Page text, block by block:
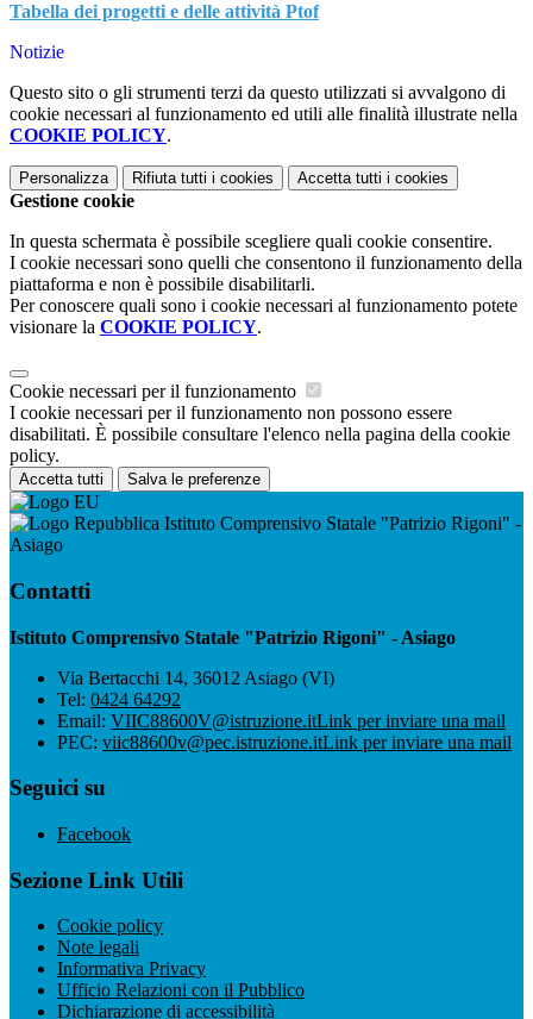
Tabella dei progetti e delle attività Ptof
Notizie
Questo sito o gli strumenti terzi da questo utilizzati si avvalgono di
cookie necessari al funzionamento ed utili alle finalità illustrate nella
COOKIE POLICY.
Personalizza Rifiuta tutti i cookies Accetta tutti i cookies
Gestione cookie
In questa schermata è possibile scegliere quali cookie consentire.
I cookie necessari sono quelli che consentono il funzionamento della
piattaforma e non è possibile disabilitarli.
Per conoscere quali sono i cookie necessari al funzionamento potete
visionare la COOKIE POLICY.
Cookie necessari per il funzionamento
I cookie necessari per il funzionamento non possono essere
disabilitati. È possibile consultare l'elenco nella pagina della cookie
policy.
Accetta tutti Salva le preferenze
Istituto Comprensivo Statale "Patrizio Rigoni" -
Asiago
Contatti
Istituto Comprensivo Statale "Patrizio Rigoni" - Asiago
Via Bertacchi 14, 36012 Asiago (VI)
Tel: 0424 64292
Email: VIIC88600V@istruzione.itLink per inviare una mail
PEC: viic88600v@pec.istruzione.itLink per inviare una mail
Seguici su
Facebook
Sezione Link Utili
Cookie policy
Note legali
Informativa Privacy
Ufficio Relazioni con il Pubblico
Dichiarazione di accessibilità